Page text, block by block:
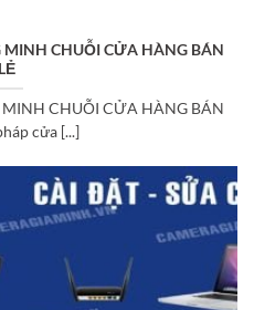
MINH CHUỖI CỬA HÀNG BÁN
LẺ
MINH CHUỖI CỬA HÀNG BÁN
cửa [...]